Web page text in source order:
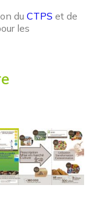
du CTPS et de
les